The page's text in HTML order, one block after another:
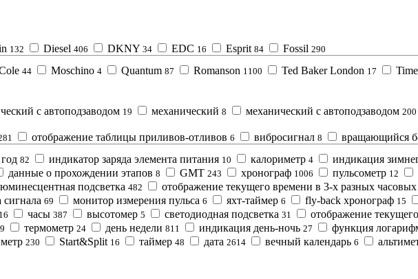
132 Diesel 406 DKNY 34 EDC 16 Esprit 84 Fossil 290
44 Moschino 4 Quantum 87 Romanson 1100 Ted Baker London 17
с автоподзаводом 19 механический 8 механический с автоподзаводом 200
отображение таблицы приливов-отливов 6 вибросигнал 8 вращающийся
год 82 индикатор зарядa элемента питания 10 калориметр 4 индикация
данные о прохождении этапов 8 GMT 243 хронограф 1006 пульсометр 12
подсветка 482 отображение текущего времени в 3-х разных часовых
69 монитор измерения пульса 6 яхт-таймер 6 fly-back хронограф 15
часы 387 высотомер 5 светодиодная подсветка 31 отображение
термометр 24 день недели 811 индикация день-ночь 27 функция
230 Start&Split 16 таймер 48 дата 2614 вечный календарь 6